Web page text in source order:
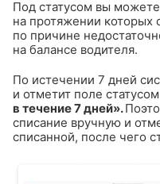
Под статусом вы
на протяжении которых
по причине
на балансе водителя.
По истечении 7 дней
и отметит поле статусом
в течение 7 дней».
списание вручную и
списанной, после чего